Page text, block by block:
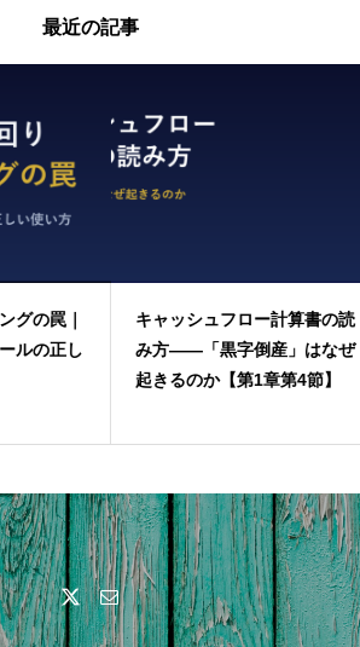
最近の記事
の罠｜
の正し
キャッシュフロー計算書の読
み方——「黒字倒産」はなぜ
起きるのか【第1章第4節】